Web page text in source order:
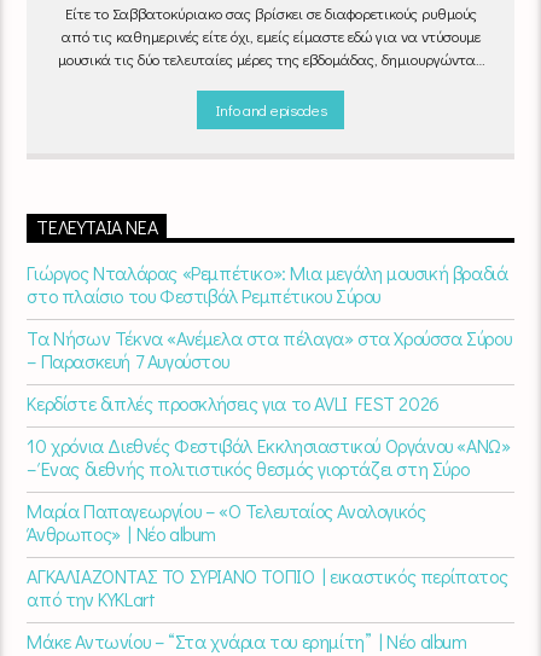
Είτε το Σαββατοκύριακο σας βρίσκει σε διαφορετικούς ρυθμούς
από τις καθημερινές είτε όχι, εμείς είμαστε εδώ για να ντύσουμε
μουσικά τις δύο τελευταίες μέρες της εβδομάδας, δημιουργώντας
Info and episodes
ΤΕΛΕΥΤΑΊΑ ΝΈΑ
Γιώργος Νταλάρας «Ρεμπέτικο»: Μια μεγάλη μουσική βραδιά
στο πλαίσιο του Φεστιβάλ Ρεμπέτικου Σύρου
Τα Νήσων Τέκνα «Ανέμελα στα πέλαγα» στα Χρούσσα Σύρου
– Παρασκευή 7 Αυγούστου
Κερδίστε διπλές προσκλήσεις για το AVLI FEST 2026
10 χρόνια Διεθνές Φεστιβάλ Εκκλησιαστικού Οργάνου «ΑΝΩ»
– Ένας διεθνής πολιτιστικός θεσμός γιορτάζει στη Σύρο​
Μαρία Παπαγεωργίου – «Ο Τελευταίος Αναλογικός
Άνθρωπος» | Νέο album
ΑΓΚΑΛΙΑΖΟΝΤΑΣ ΤΟ ΣΥΡΙΑΝΟ ΤΟΠΙΟ | εικαστικός περίπατος
από την KYKLart
Μάκε Αντωνίου – “Στα χνάρια του ερημίτη” | Νέο album